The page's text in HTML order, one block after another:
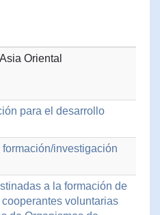
Oriental
para el desarrollo
formación/investigación
a la formación de
voluntarias